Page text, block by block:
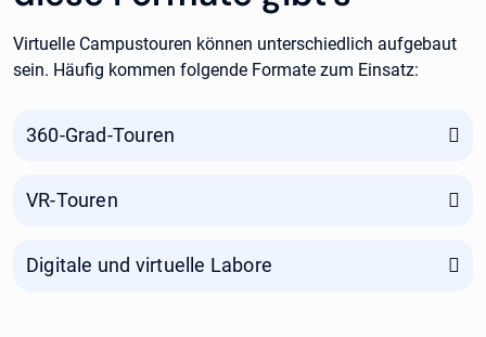
Virtuelle Campustouren können unterschiedlich aufgebaut
sein. Häufig kommen folgende Formate zum Einsatz:
360-Grad-Touren
VR-Touren
Digitale und virtuelle Labore